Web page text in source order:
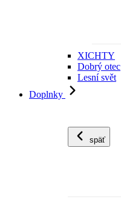
XICHTY
Dobrý otec
Lesní svět
Doplnky
späť